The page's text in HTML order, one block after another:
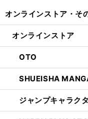
オンラインストア・ そ
オンラインストア
OTO
SHUEISHA
ジャンプキャラク